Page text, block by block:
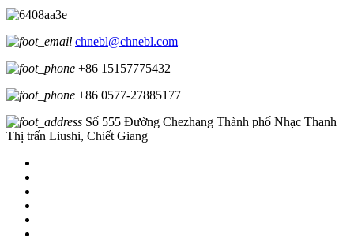
chnebl@chnebl.com
+86 15157775432
+86 0577-27885177
Số 555 Đường Chezhang Thành phố Nhạc Thanh
Thị trấn Liushi, Chiết Giang